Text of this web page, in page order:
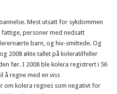
Mest utsatt for sykdommen
fattige, personer med nedsatt
barn, og hiv-smittede. Og
2008 økte tallet på koleratilfeller
før. I 2008 ble kolera registrert i 56
å regne med en viss
om kolera regnes som negativt for